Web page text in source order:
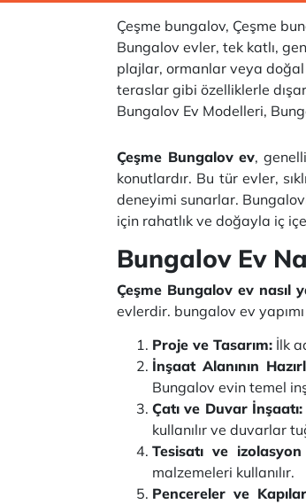
Çeşme bungalov, Çeşme
Bungalov evler, tek katlı,
plajlar, ormanlar veya
teraslar gibi özelliklerle
Bungalov Ev Modelleri,
Çeşme Bungalov ev,
konutlardır. Bu tür evler,
deneyimi sunarlar.
için rahatlık ve doğayla iç
Bungalov Ev
Çeşme Bungalov ev nasıl
evlerdir. bungalov ev
Proje ve Tasarım: İlk
İnşaat Alanının
Bungalov evin temel
Çatı ve Duvar İnşaatı:
kullanılır ve duvarlar
Tesisatı ve
malzemeleri kullanılır.
Pencereler ve